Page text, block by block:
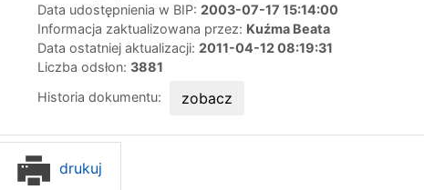
Data udostępnienia w BIP: 2003-07-17 15:14:00
Informacja zaktualizowana przez: Kuźma Beata
Data ostatniej aktualizacji: 2011-04-12 08:19:31
Liczba odsłon: 3881
Historia dokumentu:
zobacz
drukuj